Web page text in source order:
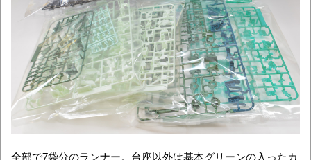
全部で7袋分のランナー。台座以外は基本グリーンの入ったカ